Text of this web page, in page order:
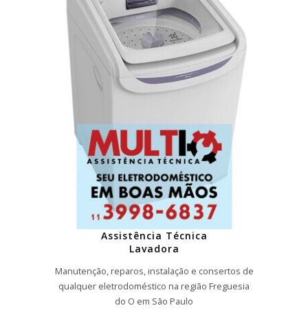
Assistência Técnica
Lavadora
Manutenção, reparos, instalação e consertos de
qualquer eletrodoméstico na região Freguesia
do O em São Paulo